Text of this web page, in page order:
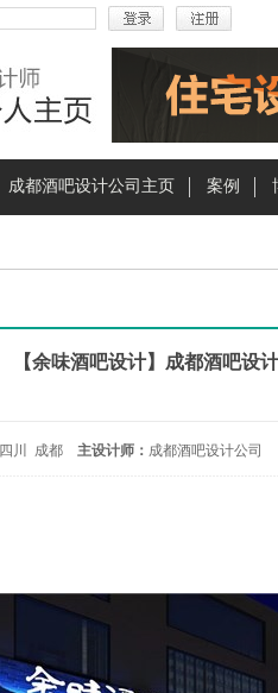
成都酒吧设计公司主页 案例
【余味酒吧设计】成都酒吧设
四川 成都 主设计师： 成都酒吧设计公司